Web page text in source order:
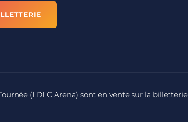
(LDLC Arena) sont en vente sur la billetterie